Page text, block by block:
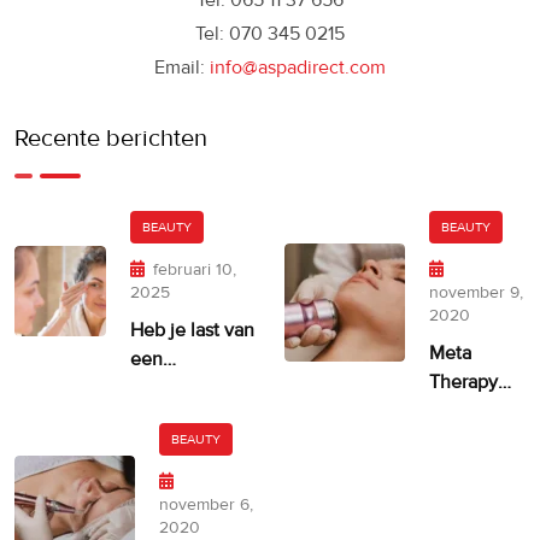
Tel: 070 345 0215
Email: info@aspadirect.com
Recente berichten
BEAUTY
februari 10,
2025
Heb je last van
een
BEAUTY
november 9,
2020
Meta
Therapy
BEAUTY
november 6,
2020